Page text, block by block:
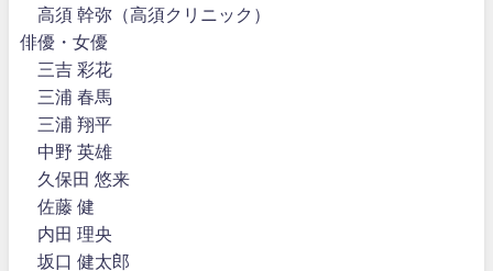
高須 幹弥（高須クリニック）
俳優・女優
三吉 彩花
三浦 春馬
三浦 翔平
中野 英雄
久保田 悠来
佐藤 健
内田 理央
坂口 健太郎